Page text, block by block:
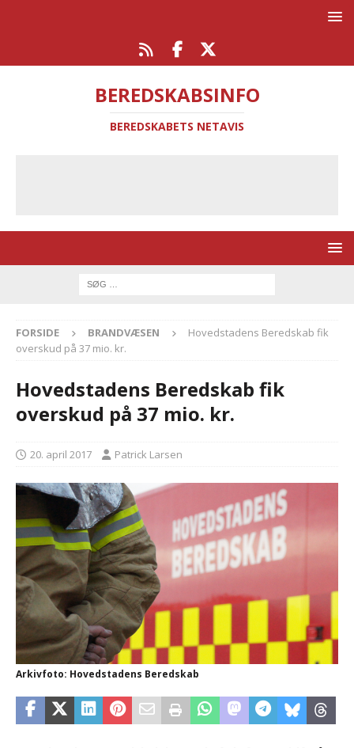
BEREDSKABSINFO
BEREDSKABETS NETAVIS
FORSIDE BRANDVÆSEN
Hovedstadens Beredskab fik
overskud på 37 mio. kr.
Hovedstadens Beredskab fik
overskud på 37 mio. kr.
20. april 2017 Patrick Larsen
Arkivfoto: Hovedstadens Beredskab